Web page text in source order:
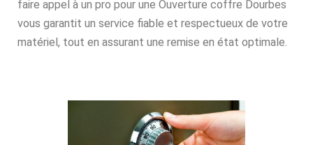
faire appel à un pro pour une Ouverture coffre Dourbes
vous garantit un service fiable et respectueux de votre
matériel, tout en assurant une remise en état optimale.